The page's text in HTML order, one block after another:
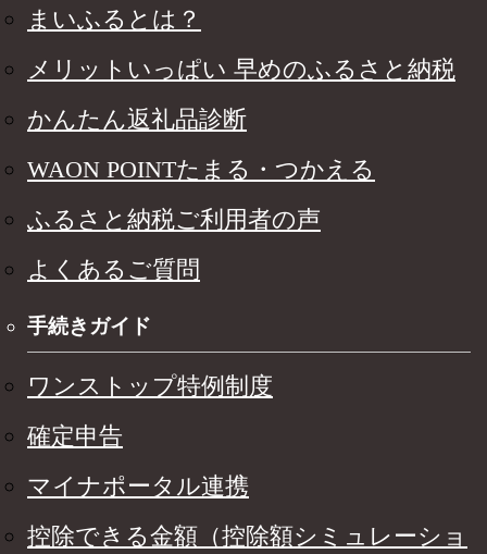
まいふるとは？
メリットいっぱい 早めのふるさと納税
かんたん返礼品診断
WAON POINTたまる・つかえる
ふるさと納税ご利用者の声
よくあるご質問
手続きガイド
ワンストップ特例制度
確定申告
マイナポータル連携
控除できる金額（控除額シミュレーショ